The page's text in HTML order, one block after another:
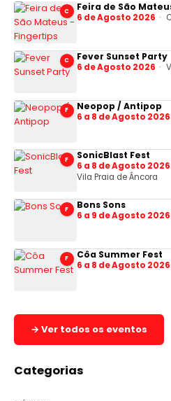
C Feira de São
6 de Agosto 2026
C Fever Sunset Party
6 de Agosto 2026
F Neopop / Antipop
6 a 8 de Agosto 2026
F SonicBlast Fest
6 a 8 de Agosto 2026
Vila Praia de Âncora
F Bons Sons
6 a 9 de Agosto 2026
F Côa Summer Fest
6 a 8 de Agosto 2026
→ Ver todos os eventos
Categorias